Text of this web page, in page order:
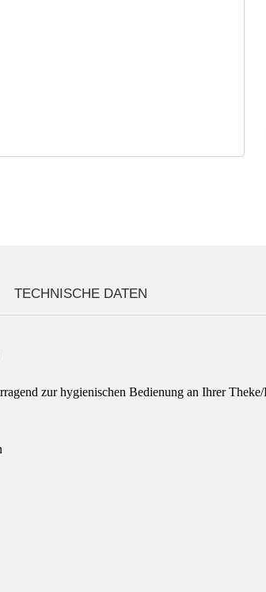
TECHNISCHE DATEN
zur hygienischen Bedienung an Ihrer Theke/